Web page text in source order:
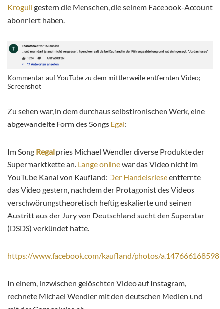
Krogull gestern die Menschen, die seinem Facebook-Account
abonniert haben.
Kommentar auf YouTube zu dem mittlerweile entfernten Video;
Screenshot
Zu sehen war, in dem durchaus selbstironischen Werk, eine
abgewandelte Form des Songs Egal:
Im Song Regal pries Michael Wendler diverse Produkte der
Supermarktkette an. Lange onlinewar das Video nicht im
YouTube Kanal von Kaufland: Der Handelsrieseentfernte
das Video gestern, nachdem der Protagonist des Videos
verschwörungstheoretisch heftig eskalierte und seinen
Austritt aus der Jury von Deutschland sucht den Superstar
(DSDS) verkündet hatte.
https://www.facebook.com/kaufland/photos/
In einem, inzwischen gelöschten Video auf Instagram,
rechnete Michael Wendler mit den deutschen Medien und